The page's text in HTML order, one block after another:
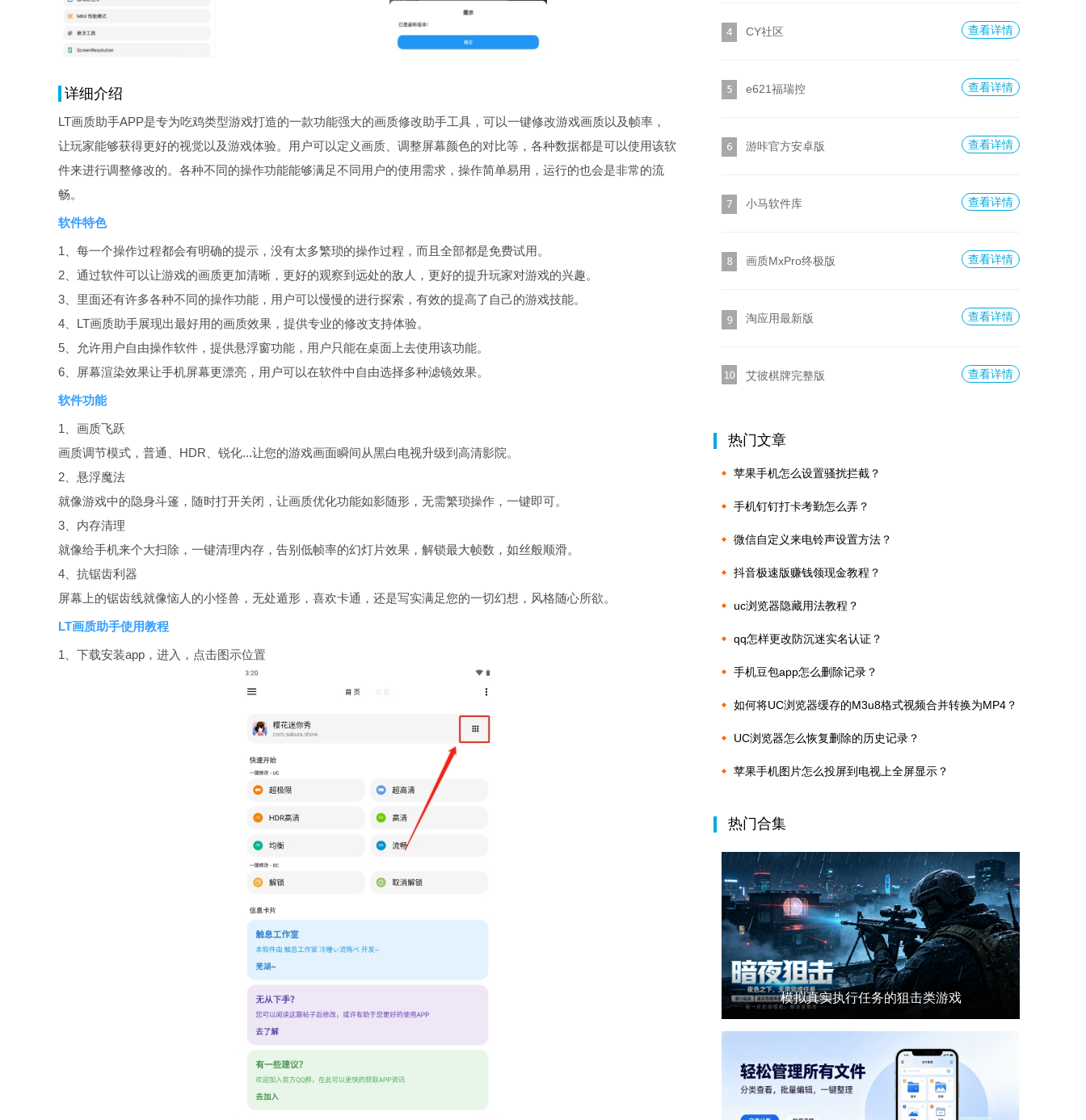
详细介绍
LT画质助手APP是专为吃鸡类型游戏打造的一款功能强大的画质修改助手工具，可以一键修改游戏画质以及帧率，
让玩家能够获得更好的视觉以及游戏体验。用户可以定义画质、调整屏幕颜色的对比等，各种数据都是可以使用该软
件来进行调整修改的。各种不同的操作功能能够满足不同用户的使用需求，操作简单易用，运行的也会是非常的流
畅。
软件特色
1、每一个操作过程都会有明确的提示，没有太多繁琐的操作过程，而且全部都是免费试用。
2、通过软件可以让游戏的画质更加清晰，更好的观察到远处的敌人，更好的提升玩家对游戏的兴趣。
3、里面还有许多各种不同的操作功能，用户可以慢慢的进行探索，有效的提高了自己的游戏技能。
4、LT画质助手展现出最好用的画质效果，提供专业的修改支持体验。
5、允许用户自由操作软件，提供悬浮窗功能，用户只能在桌面上去使用该功能。
6、屏幕渲染效果让手机屏幕更漂亮，用户可以在软件中自由选择多种滤镜效果。
软件功能
1、画质飞跃
画质调节模式，普通、HDR、锐化...让您的游戏画面瞬间从黑白电视升级到高清影院。
2、悬浮魔法
就像游戏中的隐身斗篷，随时打开关闭，让画质优化功能如影随形，无需繁琐操作，一键即可。
3、内存清理
就像给手机来个大扫除，一键清理内存，告别低帧率的幻灯片效果，解锁最大帧数，如丝般顺滑。
4、抗锯齿利器
屏幕上的锯齿线就像恼人的小怪兽，无处遁形，喜欢卡通，还是写实满足您的一切幻想，风格随心所欲。
LT画质助手使用教程
1、下载安装app，进入，点击图示位置
CY社区 查看详情
e621福瑞控 查看详情
游咔官方安卓版 查看详情
小马软件库 查看详情
画质MxPro终极版 查看详情
淘应用最新版 查看详情
艾彼棋牌完整版 查看详情
热门文章
苹果手机怎么设置骚扰拦截？
手机钉钉打卡考勤怎么弄？
微信自定义来电铃声设置方法？
抖音极速版赚钱领现金教程？
uc浏览器隐藏用法教程？
qq怎样更改防沉迷实名认证？
手机豆包app怎么删除记录？
如何将UC浏览器缓存的M3u8格式视频合并转换为MP4？
UC浏览器怎么恢复删除的历史记录？
苹果手机图片怎么投屏到电视上全屏显示？
热门合集
模拟真实执行任务的狙击类游戏